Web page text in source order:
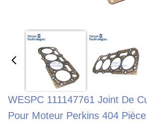
WESPC 111147761 Joint De
Pour Moteur Perkins 404